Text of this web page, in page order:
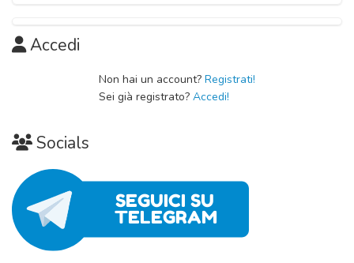
Accedi
Non hai un account? Registrati!
Sei già registrato? Accedi!
Socials